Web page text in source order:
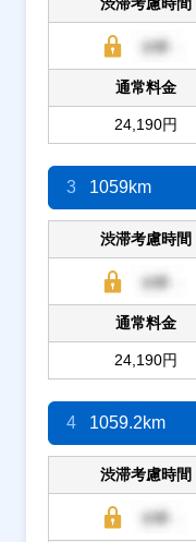
通常料金
24,190円
3 1059km
渋滞考慮時間
通常料金
24,190円
4 1059.2km
渋滞考慮時間